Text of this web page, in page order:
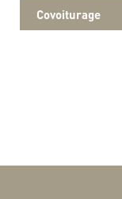
Covoiturage